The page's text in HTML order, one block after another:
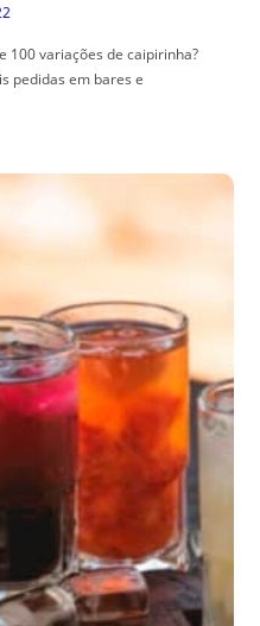
100 variações de caipirinha?
pedidas em bares e